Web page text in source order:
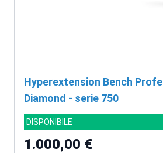
Hyperextension Bench
Diamond - serie 750
DISPONIBILE
1.000,00 €